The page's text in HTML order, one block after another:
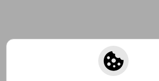
Suscríbete para recibir ofertas y
promociones